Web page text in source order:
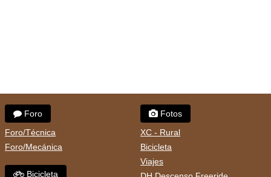
Foro
Foro/Técnica
Foro/Mecánica
Bicicleta
Fotos
XC - Rural
Bicicleta
Viajes